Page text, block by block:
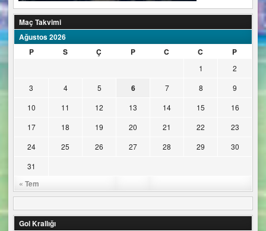
Maç Takvimi
Ağustos 2026
P
S Ç P C C P
« Tem
1
2
3
4 5 6 7 8
9
10
11 12 13 14 15
16
17
18 19 20 21 22
23
24
25 26 27 28 29
30
31
Gol Krallığı